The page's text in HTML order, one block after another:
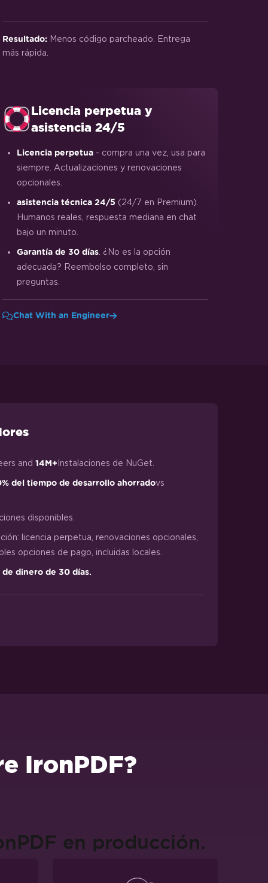
Resultado: Menos código parcheado. Entrega
más rápida.
Licencia perpetua y
asistencia 24/5
Licencia perpetua - compra una vez, usa para
siempre. Actualizaciones y renovaciones
opcionales.
asistencia técnica 24/5 (24/7 en Premium).
Humanos reales, respuesta mediana en chat
bajo un minuto.
Garantía de 30 días . ¿No es la opción
adecuada? Reembolso completo, sin
preguntas.
Chat With an Engineer
and 14M+ Instalaciones de NuGet.
del tiempo de desarrollo ahorradovs
disponibles.
licencia perpetua, renovaciones opcionales,
opciones de pago, incluidas locales.
dinero de 30 días.
IronPDF?
en producción.